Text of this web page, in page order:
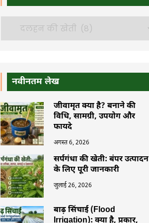
नवीनतम लेख
जीवामृत क्या है? बनाने की
विधि, सामग्री, उपयोग और
फायदे
अगस्त 6, 2026
सर्पगंधा की खेती: बंपर उत्पादन
के लिए पूरी जानकारी
जुलाई 26, 2026
बाढ़ सिंचाई (Flood
Irrigation): क्या है, प्रकार,